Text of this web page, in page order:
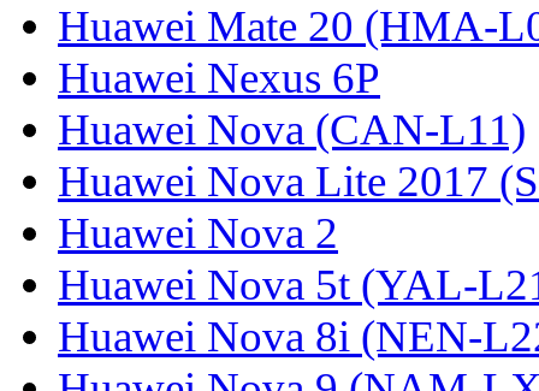
Huawei Mate 20 (HMA-
Huawei Nexus 6P
Huawei Nova (CAN-L11)
Huawei Nova Lite 2017
Huawei Nova 2
Huawei Nova 5t (YAL-
Huawei Nova 8i (NEN-